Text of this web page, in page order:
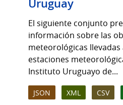
Uruguay
El siguiente conjunto
información sobre las
meteorológicas
estaciones
Instituto Uruguayo de...
JSON XML CSV